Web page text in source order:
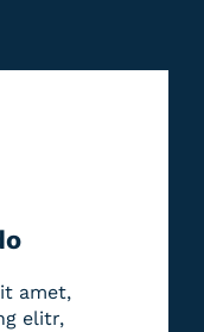
amet,
elitr,